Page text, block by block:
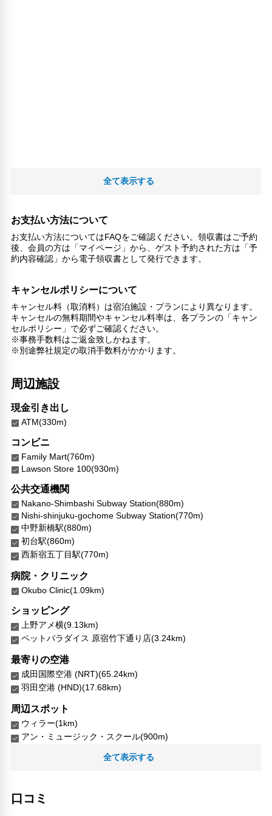
全て表示する
お支払い方法について
お支払い方法についてはFAQをご確認ください。領収書はご予約
後、会員の方は「マイページ」から、ゲスト予約された方は「予
約内容確認」から電子領収書として発行できます。
キャンセルポリシーについて
キャンセル料（取消料）は宿泊施設・プランにより異なります。
キャンセルの無料期間やキャンセル料率は、各プランの「キャン
セルポリシー」で必ずご確認ください。
※事務手数料はご返金致しかねます。
※別途弊社規定の取消手数料がかかります。
周辺施設
現金引き出し
ATM(330m)
コンビニ
Family Mart(760m)
Lawson Store 100(930m)
公共交通機関
Nakano-Shimbashi Subway Station(880m)
Nishi-shinjuku-gochome Subway Station(770m)
中野新橋駅(880m)
初台駅(860m)
西新宿五丁目駅(770m)
病院・クリニック
Okubo Clinic(1.09km)
ショッピング
上野アメ横(9.13km)
ペットパラダイス 原宿竹下通り店(3.24km)
最寄りの空港
成田国際空港 (NRT)(65.24km)
羽田空港 (HND)(17.68km)
周辺スポット
ウィラー(1km)
アン・ミュージック・スクール(900m)
Nakano-Shimbashi Subway Station(880m)
中野新橋駅(880m)
全て表示する
口コミ